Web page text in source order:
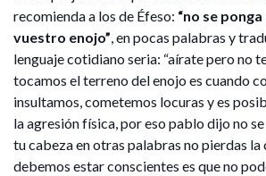
recomienda a los de Éfeso: “no se
vuestro enojo” , en pocas palabras y
lenguaje cotidiano seria: “aírate pero no
tocamos el terreno del enojo es cuando
insultamos, cometemos locuras y es
la agresión física, por eso pablo dijo no
tu cabeza en otras palabras no pierdas la
debemos estar conscientes es que no